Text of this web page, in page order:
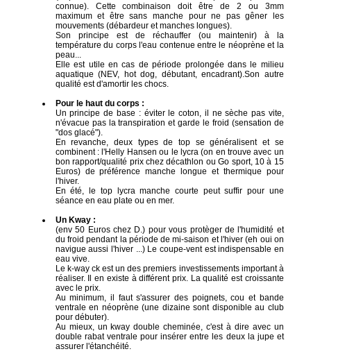
connue). Cette combinaison doit être de 2 ou 3mm
maximum et être sans manche pour ne pas gêner les
mouvements (débardeur et manches longues).
Son principe est de réchauffer (ou maintenir) à la
température du corps l'eau contenue entre le néoprène et la
peau...
Elle est utile en cas de période prolongée dans le milieu
aquatique (NEV, hot dog, débutant, encadrant).Son autre
qualité est d'amortir les chocs.
Pour le haut du corps :
Un principe de base : éviter le coton, il ne sèche pas vite,
n'évacue pas la transpiration et garde le froid (sensation de
"dos glacé").
En revanche, deux types de top se généralisent et se
combinent : l'Helly Hansen ou le lycra (on en trouve avec un
bon rapport/qualité prix chez décathlon ou Go sport, 10 à 15
Euros) de préférence manche longue et thermique pour
l'hiver.
En été, le top lycra manche courte peut suffir pour une
séance en eau plate ou en mer.
Un Kway :
(env 50 Euros chez D.) pour vous protèger de l'humidité et
du froid pendant la période de mi-saison et l'hiver (eh oui on
navigue aussi l'hiver ...) Le coupe-vent est indispensable en
eau vive.
Le k-way ck est un des premiers investissements important à
réaliser. Il en existe à différent prix. La qualité est croissante
avec le prix.
Au minimum, il faut s'assurer des poignets, cou et bande
ventrale en néoprène (une dizaine sont disponible au club
pour débuter).
Au mieux, un kway double cheminée, c'est à dire avec un
double rabat ventrale pour insérer entre les deux la jupe et
assurer l'étanchéité.